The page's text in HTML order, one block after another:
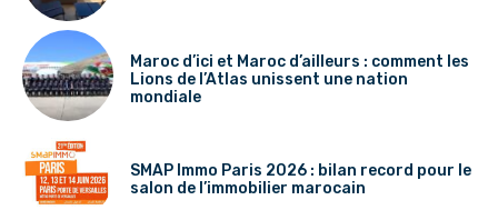
Maroc d’ici et Maroc d’ailleurs : comment les
Lions de l’Atlas unissent une nation
mondiale
SMAP Immo Paris 2026 : bilan record pour le
salon de l’immobilier marocain